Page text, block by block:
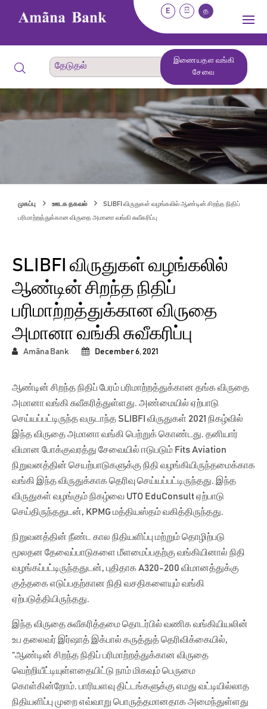
E සි த
இணையதள வங்கி
சேவை
முகப்பு ஊடக தகவல் SLIBFI விருதுகள் வழங்கலில் ஆண்டின் சிறந்த நிதிப்
பரிமாற்றத்துக்கான விருதை அமானா வங்கி சுவீகரிப்பு
SLIBFI விருதுகள் வழங்கலில்
ஆண்டின் சிறந்த நிதிப்
பரிமாற்றத்துக்கான விருதை
அமானா வங்கி சுவீகரிப்பு
Amãna Bank December 6, 2021
ஆண்டின் சிறந்த நிதிப் பேரம் பரிமாற்றத்துக்கான தங்க விருதை
அமானா வங்கி சுவீகரித்துள்ளது. அண்மையில் ஏற்பாடு
செய்யப்பட்டிருந்த வருடாந்த SLIBFI விருதுகள் 2021 நிகழ்வில்
இந்த விருதை அமானா வங்கி பெற்றுக் கொண்டது. தனியார்
விமான போக்குவரத்து சேவையில் ஈடுபடும் Fits Aviation
நிறுவனத்தின் செயற்பாடுகளுக்கு நிதி வழங்கியிருந்தமைக்காக
வங்கி இந்த விருதுக்காக தெரிவு செய்யப்பட்டிருந்தது. இந்த
விருதுகள் வழங்கும் நிகழ்வை UTO EduConsult ஏற்பாடு
செய்திருந்ததுடன், KPMG மத்தியஸ்தம் வகித்திருந்தது.
நிறுவனத்தின் நீண்ட கால நிதியளிப்பு மற்றும் தொழிற்படு
மூலதன தேவைப்பாடுகளை மீளமைப்பதற்கு வங்கியினால் நிதி
வழங்கப்பட்டிருந்ததுடன், புதிதாக A320-200 விமானத்துக்கு
குத்தகை எடுப்பதற்கான நிதி வசதிகளையும் வங்கி
ஏற்படுத்தியிருந்தது.
இந்த விருதை சுவீகரித்தமை தொடர்பில் வணிக வங்கியியலின்
உப தலைவர் இர்ஷாத் இக்பால் கருத்துத் தெரிவிக்கையில்,
“ஆண்டின் சிறந்த நிதிப் பரிமாற்றத்துக்கான விருதை
வெற்றியீட்டியுள்ளதையிட்டு நாம் மிகவும் பெருமை
கொள்கின்றோம். பாரியளவு திட்டங்களுக்கு எமது வட்டியில்லாத
நிதியளிப்பு முறை எவ்வாறு பொருத்தமானதாக அமைந்துள்ளது